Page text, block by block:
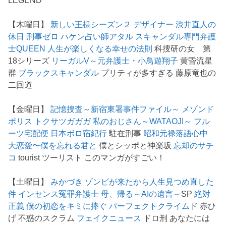
【木曜日】 新しい王様シーズン２ デザイナー 渋井直人の
休日 刑事ゼロ ハケン占い師アタル スキャンダル専門弁護
士QUEEN 人生が楽しくなる幸せの法則 科捜研の女 第
18シリーズ リーガルV～元弁護士・小鳥遊翔子 黄昏流星
群 ブラックスキャンダル プリティが多すぎる 藤原竜也の
二回道
【金曜日】記憶捜査～新宿東署事件ファイル～
メゾンド
ポリス
トクサツガガガ 私のおじさん～WATAOJI～ フル
ーツ宅配便 日本ボロ宿紀行 駐在刑事 昭和元禄落語心中
大恋愛〜僕を忘れる君と 僕とシッポと神楽坂忘却のサチ
コ tourist ツーリスト このマンガがすごい！
【土曜日】みかづき ゾンビが来たから人生見つめ直した
件 インセンス冤罪弁護士 母、帰る～AIの遺言～ SP絶対
正義 僕の初恋をキミに捧ぐ パーフェクトクライム ド 赤ひ
げ 不惑のスクラム フェイクニュース
ドロ刑 あなたには